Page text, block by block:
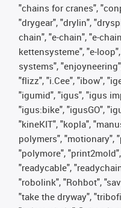
"chains for cranes",
"drygear", "drylin",
chain", "e-chain", "e-
kettensysteme", "e-
systems",
"flizz", "i.Cee", "ibow",
"igumid", "igus", "igus
"igus:bike", "igusGO",
"kineKIT", "kopla",
polymers", "motionary",
"polymore", "print2mold",
"readycable",
"robolink", "Rohbot",
"take the dryway",